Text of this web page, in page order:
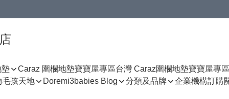
墊 Caraz 圍欄地墊寶寶屋專區台灣 Caraz圍欄地墊寶寶屋專區
毛孩天地 Doremi3babies Blog 分類及品牌 企業機構訂購